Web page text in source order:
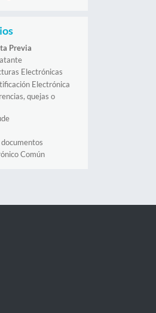
Previa
Electrónicas
Electrónica
quejas o
Común